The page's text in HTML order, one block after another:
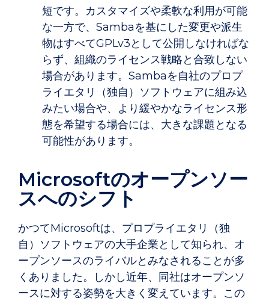
短です。カスタマイズや柔軟な利用が可能
な一方で、Sambaを基にした変更や派生
物はすべてGPLv3として公開しなければな
らず、組織のライセンス戦略と合致しない
場合があります。Sambaを自社のプロプ
ライエタリ（独自）ソフトウェアに組み込
みたい場合や、より緩やかなライセンス形
態を希望する場合には、大きな課題となる
可能性があります。
Microsoftのオープンソー
スへのシフト
かつてMicrosoftは、プロプライエタリ（独
自）ソフトウェアの大手企業として知られ、オ
ープンソースのライバルとみなされることが多
くありました。しかし近年、同社はオープンソ
ースに対する姿勢を大きく変えています。この